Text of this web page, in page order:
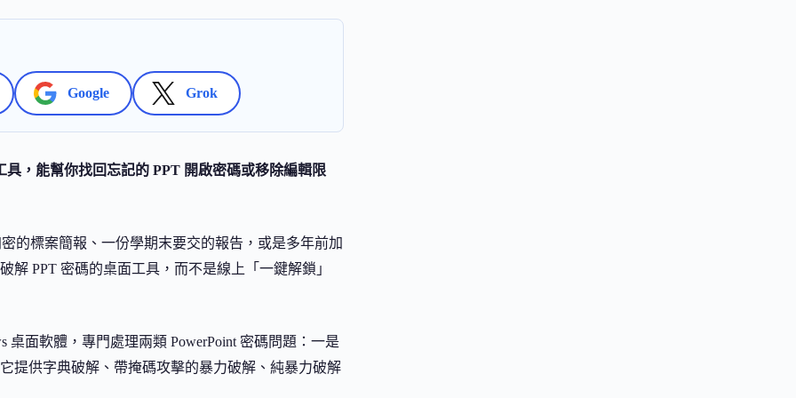
Google Grok
具，能幫你找回忘記的 PPT 開啟密碼或移除編輯限
的標案簡報、一份學期末要交的報告，或是多年前加
PPT 密碼的桌面工具，而不是線上「一鍵解鎖」
桌面軟體，專門處理兩類 PowerPoint 密碼問題：一是
提供字典破解、帶掩碼攻擊的暴力破解、純暴力破解